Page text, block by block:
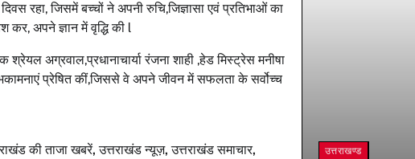
दिवस रहा, जिसमें बच्चों ने अपनी रुचि,जिज्ञासा एवं प्रतिभाओं का
कर, अपने ज्ञान में वृद्धि की l
अग्रवाल,प्रधानाचार्या रंजना शाही ,हेड मिस्ट्रेस मनीषा
प्रेषित कीं,जिससे वे अपने जीवन में सफलता के सर्वोच्च
की ताजा खबरें,उत्तराखंड न्यूज़,उत्तराखंड समाचार,
उत्तराखण्ड